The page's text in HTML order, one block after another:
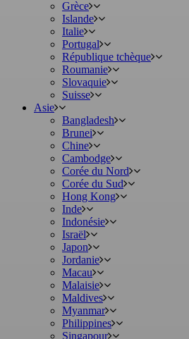
Grèce
Islande
Italie
Portugal
République tchèque
Roumanie
Slovaquie
Suisse
Asie
Bangladesh
Brunei
Chine
Cambodge
Corée du Nord
Corée du Sud
Hong Kong
Inde
Indonésie
Israël
Japon
Jordanie
Macau
Malaisie
Maldives
Myanmar
Philippines
Singapour